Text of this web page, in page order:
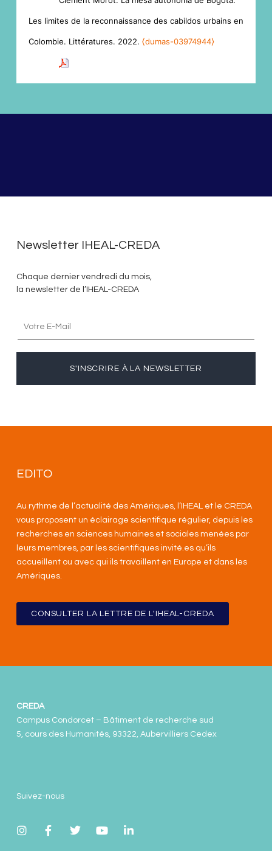
Les limites de la reconnaissance des cabildos urbains en
Colombie. Littératures. 2022. ⟨dumas-03974944⟩
Newsletter IHEAL-CREDA
Chaque dernier vendredi du mois,
la newsletter de l’IHEAL-CREDA
S'INSCRIRE À LA NEWSLETTER
EDITO
Au rythme de l’actualité des Amériques, l’IHEAL et le CREDA
vous proposent un éclairage scientifique régulier, depuis les
recherches en sciences humaines et sociales menées par
leurs membres, par les scientifiques invité.es qu’ils
accueillent ou avec qui ils travaillent en Europe et dans les
Amériques.
CONSULTER LA LETTRE DE L'IHEAL-CREDA
CREDA
Campus Condorcet – Bâtiment de recherche sud
5, cours des Humanités, 93322, Aubervilliers Cedex
Suivez-nous